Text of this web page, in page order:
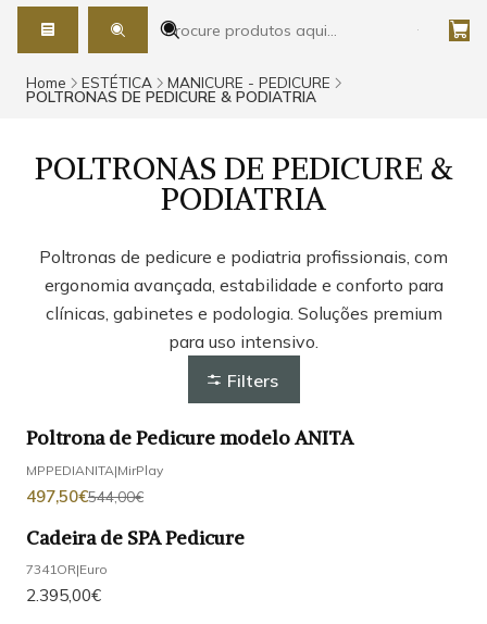
Home ESTÉTICA MANICURE - PEDICURE
POLTRONAS DE PEDICURE & PODIATRIA
POLTRONAS DE PEDICURE &
PODIATRIA
Poltronas de pedicure e podiatria profissionais, com
ergonomia avançada, estabilidade e conforto para
clínicas, gabinetes e podologia. Soluções premium
para uso intensivo.
Filters
-9%DESCONTO
Poltrona de Pedicure modelo ANITA
MPPEDIANITA|MirPlay
497,50€544,00€
Cadeira de SPA Pedicure
7341OR|Euro
2.395,00€